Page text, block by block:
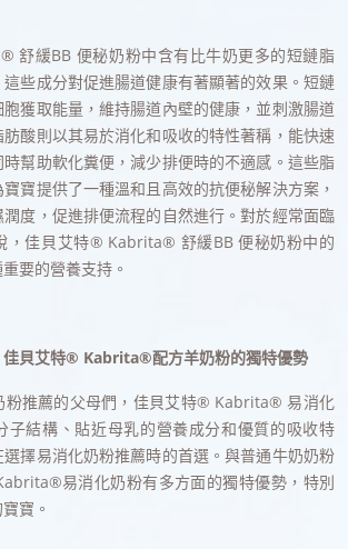
舒緩BB 便秘奶粉中含有比牛奶更多的短鏈脂
些成分對促進腸道健康有著顯著的效果。短鏈
獲取能量，維持腸道內壁的健康，並刺激腸道
酸則以其易於消化和吸收的特性著稱，能快速
幫助軟化糞便，減少排便時的不適感。這些脂
寶提供了一種溫和且高效的抗便秘解決方案，
度，促進排便流程的自然進行。對於經常面臨
，佳貝艾特® Kabrita® 舒緩BB 便秘奶粉中的
要的營養支持。
佳貝艾特® Kabrita®配方羊奶粉的獨特優勢
粉推薦的父母們，佳貝艾特® Kabrita® 易消化
子結構、貼近母乳的營養成分和優質的吸收特
擇易消化奶粉推薦時的首選。與普通牛奶奶粉
易消化奶粉有多方面的獨特優勢，特別
寶。